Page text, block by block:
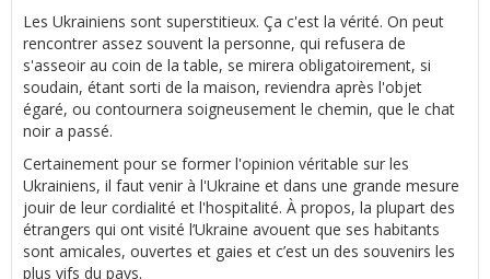
Les Ukrainiens sont superstitieux. Ça c'est la vérité. On peut
rencontrer assez souvent la personne, qui refusera de
s'asseoir au coin de la table, se mirera obligatoirement, si
soudain, étant sorti de la maison, reviendra après l'objet
égaré, ou contournera soigneusement le chemin, que le chat
noir a passé.
Certainement pour se former l'opinion véritable sur les
Ukrainiens, il faut venir à l'Ukraine et dans une grande mesure
jouir de leur cordialité et l'hospitalité. À propos, la plupart des
étrangers qui ont visité l’Ukraine avouent que ses habitants
sont amicales, ouvertes et gaies et c’est un des souvenirs les
plus vifs du pays.